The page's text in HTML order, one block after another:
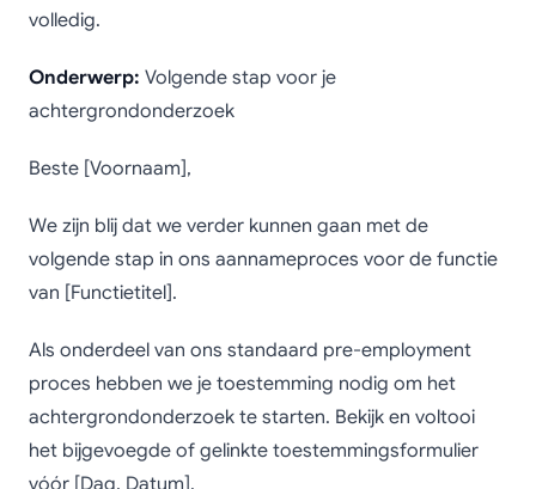
volledig.
Onderwerp: Volgende stap voor je
achtergrondonderzoek
Beste [Voornaam],
We zijn blij dat we verder kunnen gaan met de
volgende stap in ons aannameproces voor de functie
van [Functietitel].
Als onderdeel van ons standaard pre-employment
proces hebben we je toestemming nodig om het
achtergrondonderzoek te starten. Bekijk en voltooi
het bijgevoegde of gelinkte toestemmingsformulier
vóór [Dag, Datum].